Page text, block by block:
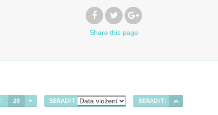
Share this page
20 SEŘADIT: SEŘADIT: